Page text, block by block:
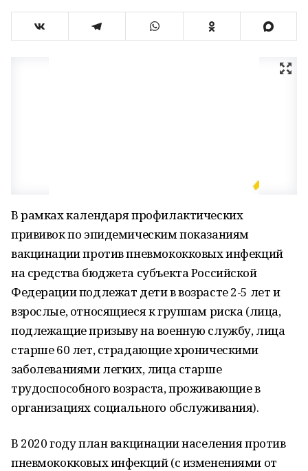
В рамках календаря профилактических
прививок по эпидемическим показаниям
вакцинации против пневмококковых инфекций
на средства бюджета субъекта Российской
Федерации подлежат дети в возрасте 2-5 лет и
взрослые, относящиеся к группам риска (лица,
подлежащие призыву на военную службу, лица
старше 60 лет, страдающие хроническими
заболеваниями легких, лица старше
трудоспособного возраста, проживающие в
организациях социального обслуживания).
В 2020 году план вакцинации населения против
пневмококковых инфекций (с изменениями от